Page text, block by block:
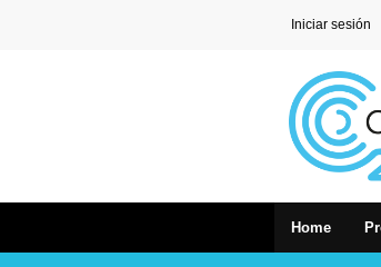
Iniciar sesión
Home